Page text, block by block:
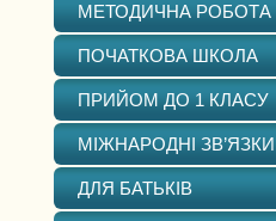
МЕТОДИЧНА РОБОТА
ПОЧАТКОВА ШКОЛА
ПРИЙОМ ДО 1 КЛАСУ
МІЖНАРОДНІ ЗВ’ЯЗКИ
ДЛЯ БАТЬКІВ